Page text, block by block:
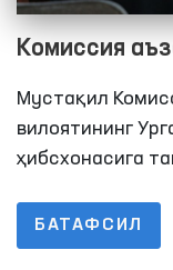
Комиссия
Тажимуратов
нималар
Мустақил
вилоятининг
ҳибсхонасига
тиббий
адвокатлар ва
БАТАФСИЛ